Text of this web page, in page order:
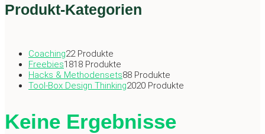
Produkt-Kategorien
Coaching22 Produkte
Freebies1818 Produkte
Hacks & Methodensets88 Produkte
Tool-Box Design Thinking2020 Produkte
Keine Ergebnisse